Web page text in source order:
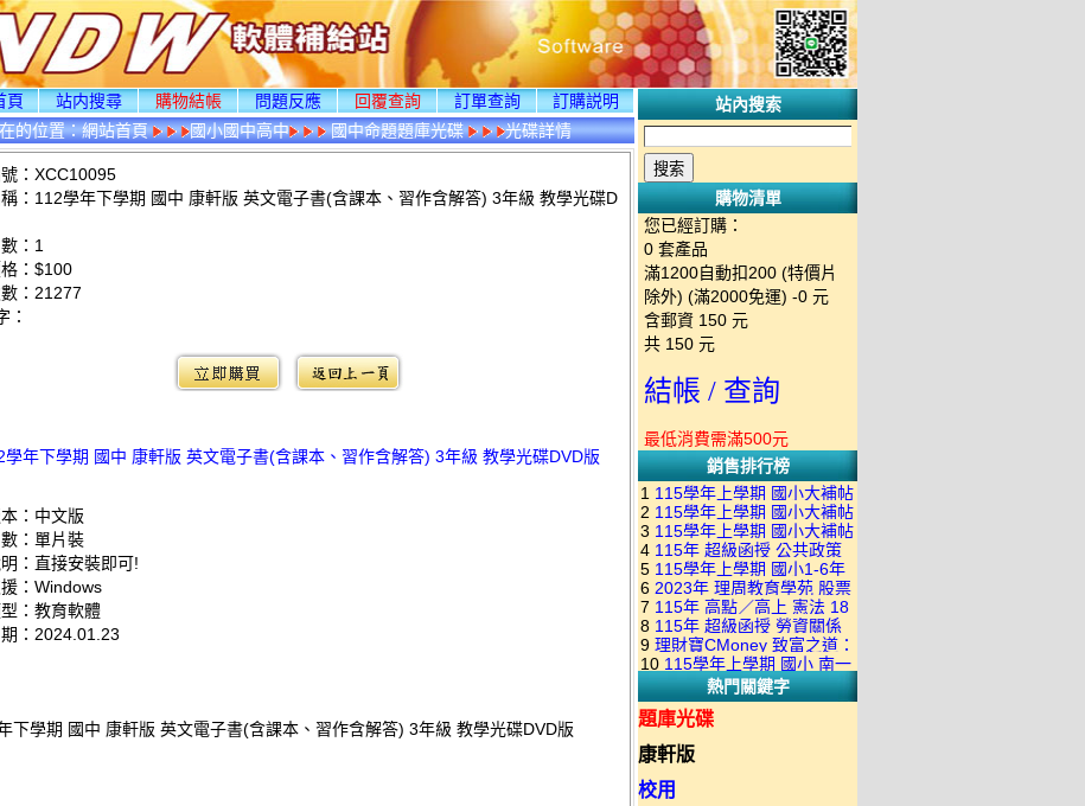
頁 站内搜尋 購物結帳 問題反應 回覆查詢 訂單查詢
訂購説明
的位置：網站首頁 國小國中高中 國中命題題庫光碟 光碟詳情
：XCC10095
：112學年下學期 國中 康軒版 英文電子書(含課本、習作含解答) 3年級 教學光碟D
：1
：$100
： 21277
：
學年下學期 國中 康軒版 英文電子書(含課本、習作含解答) 3年級 教學光碟DVD版
：中文版
：單片裝
：直接安裝即可!
：Windows
：教育軟體
：2024.01.23
下學期 國中 康軒版 英文電子書(含課本、習作含解答) 3年級 教學光碟DVD版
站內搜索
購物清單
您已經訂購：
0 套產品
滿1200自動扣200 (特價片
除外) (滿2000免運) -0 元
含郵資 150 元
共 150 元
結帳 / 查詢
最低消費需滿500元
銷售排行榜
1 115學年上學期 國小大補帖
南一版 國語+數學+社會+生活
+自然 1-6年級 教學光碟DVD
版(3DVD)
2 115學年上學期 國小大補帖
康軒版 國語+數學+社會+生活
+自然 1-6年級 教學光碟DVD
版(3DVD)
3 115學年上學期 國小大補帖
翰林版 國語+數學+社會+生活
+自然 1-6年級 教學光碟DVD
版(3DVD)
4 115年 超級函授 公共政策
22堂課+總複習 張楚老師 含
PDF講義 函授DVD(9DVD)
5 115學年上學期 國小1-6年
級 習作解答(含康軒.南一.翰林
全版本.全科目)合輯版 DVD版
6 2023年 理周教育學苑 股票
當沖煉金術 主講：朱家泓 國
語發音 DVD版
7 115年 高點／高上 憲法 18
堂課 宗台大老師 含PDF講義
函授DVD(8DVD)【適用於律
師司法考試】
8 115年 超級函授 勞資關係
概要 11堂課+總複習 陸川老
師 含PDF講義 函授
DVD(5DVD)
9 理財寶CMoney 致富之道：
上班族飆股攻略班 主講：朱
家泓+林穎 國語發音 DVD版
10 115學年上學期 國小 南一
版 教師手冊(全年級、全領域)
教學光碟DVD版
熱門關鍵字
題庫光碟
康軒版
校用